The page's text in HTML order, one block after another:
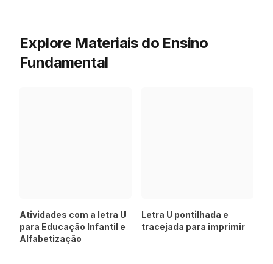
Explore Materiais do Ensino
Fundamental
Atividades com a letra U
para Educação Infantil e
Alfabetização
Letra U pontilhada e
tracejada para imprimir